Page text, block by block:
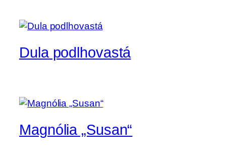
Dula podlhovastá
Magnólia „Susan“